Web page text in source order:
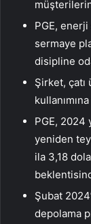
PGE,
sermaye
disipline
Şirket,
PGE, 2024
yeniden
ila 3,18
Şubat
depolama